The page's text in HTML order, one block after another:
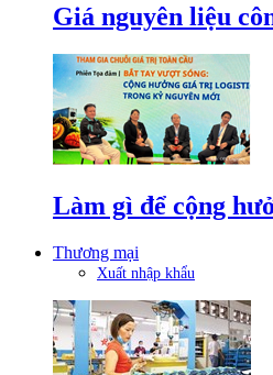
Giá nguyên liệu
Làm gì để cộng
Thương mại
Xuất nhập khẩu